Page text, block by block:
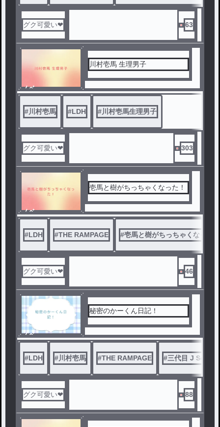
グク可愛い❤ 63
ノベ
ル
川村壱馬 生理男子
#川村壱馬 #LDH #川村壱馬生理男子
グク可愛い❤ 303
ノベ
ル
壱馬と樹がちっちゃくなった！
#LDH #THE RAMPAGE #壱馬と樹がちっちゃくなった！
グク可愛い❤ 46
ノベ
ル
秘密のかーくん日記！
#LDH #川村壱馬 #THE RAMPAGE #三代目 J Soul
グク可愛い❤ 88